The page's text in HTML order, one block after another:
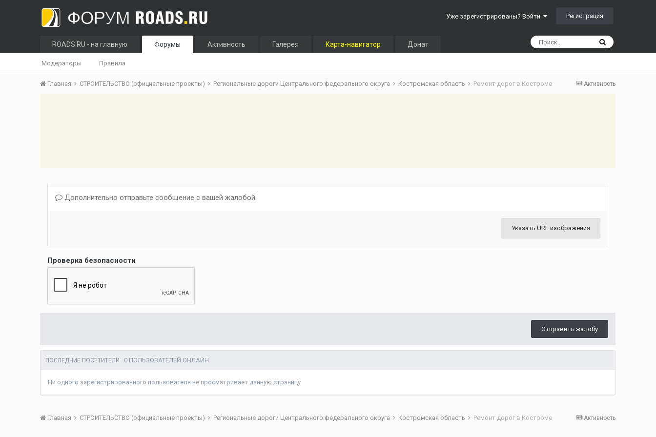
Уже зарегистрированы? Войти Регистрация
ROADS.RU - на главную Форумы
Модераторы Правила
Активность Галерея Карта-навигатор Донат
Активность
Главная СТРОИТЕЛЬСТВО (официальные проекты) Региональные дороги Центрального федерального округа Костромская область Ремонт дорог в Костроме
Дополнительно отправьте сообщение с вашей жалобой.
Указать URL изображения
Проверка безопасности
Отправить жалобу
ПОСЛЕДНИЕ ПОСЕТИТЕЛИ 0 ПОЛЬЗОВАТЕЛЕЙ ОНЛАЙН
Ни одного зарегистрированного пользователя не просматривает данную страницу
Активность
Главная СТРОИТЕЛЬСТВО (официальные проекты) Региональные дороги Центрального федерального округа Костромская область Ремонт дорог в Костроме